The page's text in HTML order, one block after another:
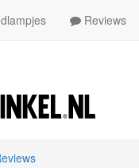
Reviews